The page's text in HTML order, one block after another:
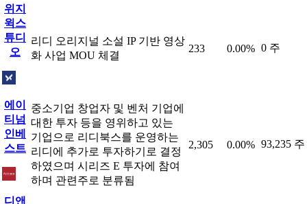
위지
윅스
튜디
오
리디 오리지널 소설 IP 기반 영상
화 사업 MOU 체결
233 0.00% 0 주
에이
티넘
인베
스트
중소기업 창업자 및 벤처 기업에
대한 투자 등을 영위하고 있는
기업으로 리디북스를 운영하는
리디에 추가로 투자하기로 결정
하였으며 시리즈 E 투자에 참여
하며 관련주로 분류됨
2,305 0.00% 93,235 주
디앤